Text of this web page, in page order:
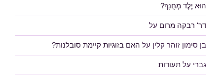
הוּא יֶלֶד מְחֻנָּךְ?
דר' רבקה מרום על
בן סימון זוהר קלין על האם בזוגיות קיימת סובלנות?
גברי על תעודות